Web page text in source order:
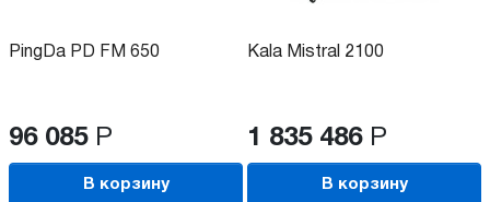
PingDa PD FM 650
96 085 Р
В корзину
Kala Mistral 2100
1 835 486 Р
В корзину